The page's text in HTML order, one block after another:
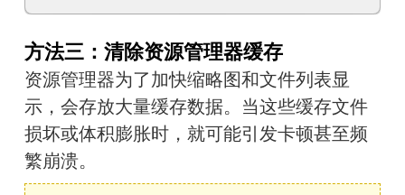
方法三：清除资源管理器缓存
资源管理器为了加快缩略图和文件列表显
示，会存放大量缓存数据。当这些缓存文件
损坏或体积膨胀时，就可能引发卡顿甚至频
繁崩溃。